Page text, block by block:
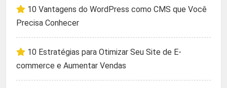
10 Vantagens do WordPress como CMS que Você
Precisa Conhecer
10 Estratégias para Otimizar Seu Site de E-
commerce e Aumentar Vendas